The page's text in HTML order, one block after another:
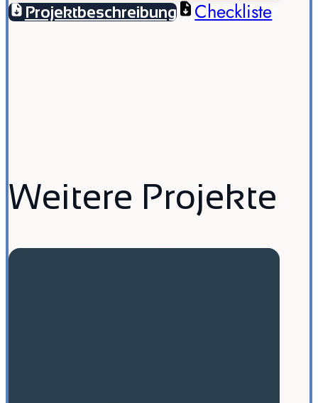
Projektbeschreibung Checkliste
Weitere Projekte